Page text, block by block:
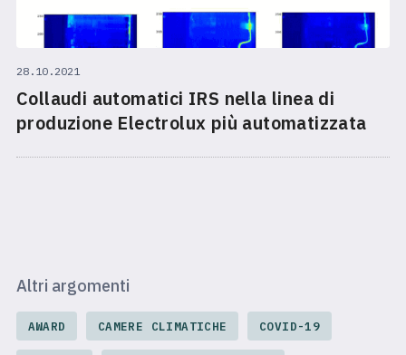
28.10.2021
Collaudi automatici IRS nella linea di
produzione Electrolux più automatizzata
Altri argomenti
AWARD CAMERE CLIMATICHE COVID-19